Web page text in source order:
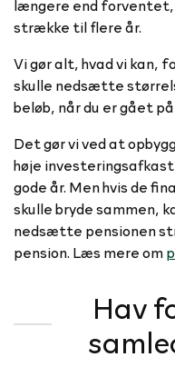
længere end forventet,
strække til flere år.
Vi gør alt, hvad vi kan,
skulle nedsætte
beløb, når du er gået
Det gør vi ved at
høje
gode år. Men hvis de
skulle bryde sammen,
nedsætte pensionen
pension. Læs mere om
Hav